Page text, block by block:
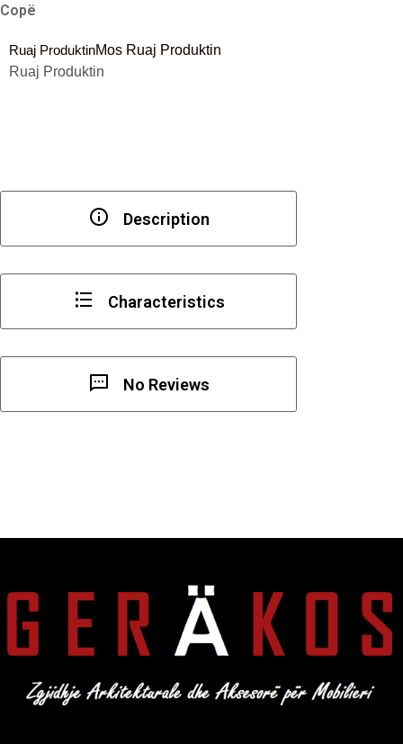
Mekanizëm
me
mbyllje
Copë
Ruaj ProduktinMos Ruaj Produktin
Ruaj Produktin
Description
Characteristics
No Reviews